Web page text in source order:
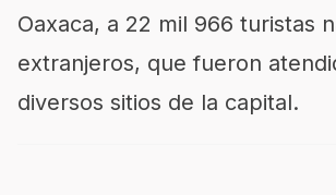
Oaxaca, a 22 mil 966 turistas
extranjeros, que fueron
diversos sitios de la capital.